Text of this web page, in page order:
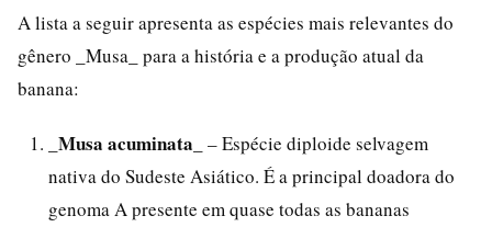
A lista a seguir apresenta as espécies mais relevantes do
gênero _Musa_ para a história e a produção atual da
banana:
_Musa acuminata_
– Espécie diploide selvagem
nativa do Sudeste Asiático. É a principal doadora do
genoma A presente em quase todas as bananas